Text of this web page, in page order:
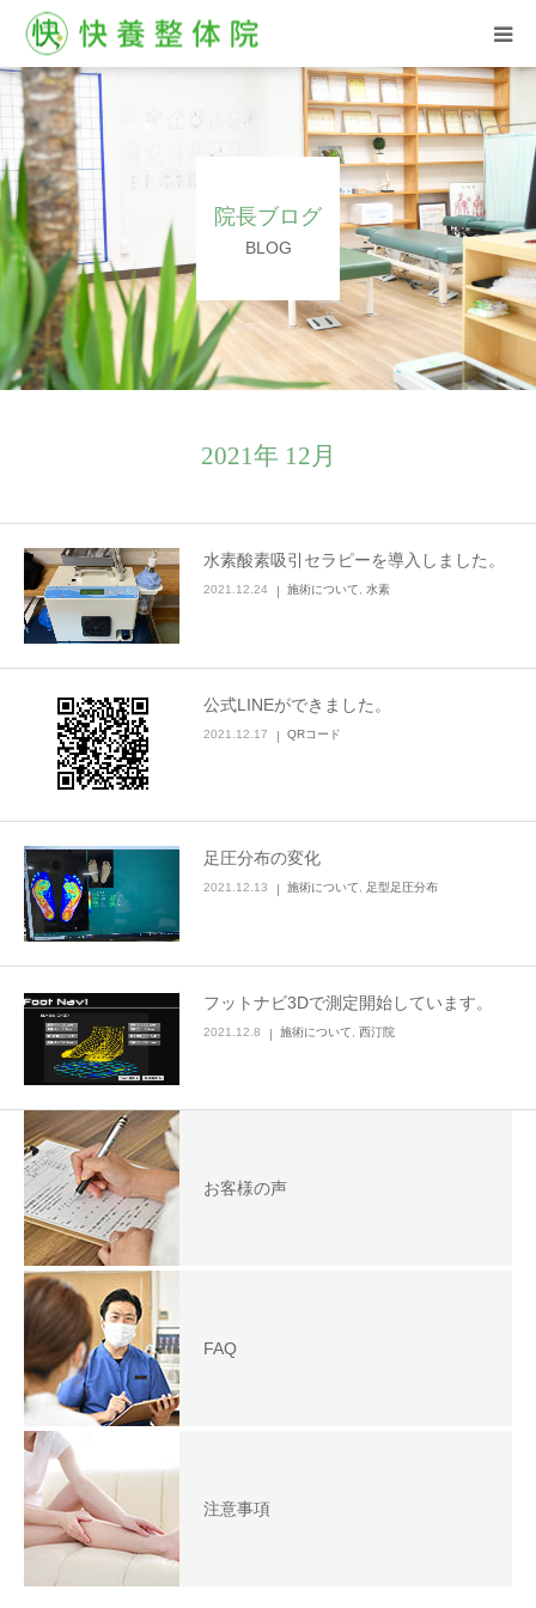
院長ブログ
BLOG
2021年 12月
水素酸素吸引セラピーを導入しました。
2021.12.24 施術について 水素
公式LINEができました。
2021.12.17 QRコード
足圧分布の変化
2021.12.13 施術について 足型足圧分布
フットナビ3Dで測定開始しています。
2021.12.8 施術について 西汀院
お客様の声
FAQ
注意事項
HOME
西汀院
古屋院
お客様の声
ブログ